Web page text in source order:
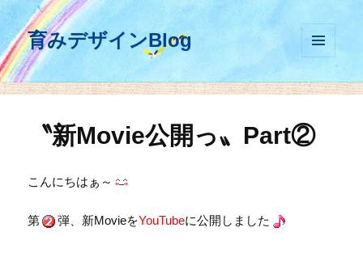
育みデザインBlog
ィジェ
〝新Movie公開っ〟Part②
こんにちはぁ～
第 弾、新MovieをYouTubeに公開しました